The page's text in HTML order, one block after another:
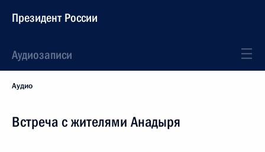
Президент России
Аудиозаписи
Аудио
Встреча с жителями Анадыря